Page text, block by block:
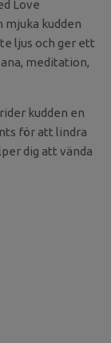
Love
mjuka kudden
ljus och ger ett
meditation,
kudden en
för att lindra
dig att vända